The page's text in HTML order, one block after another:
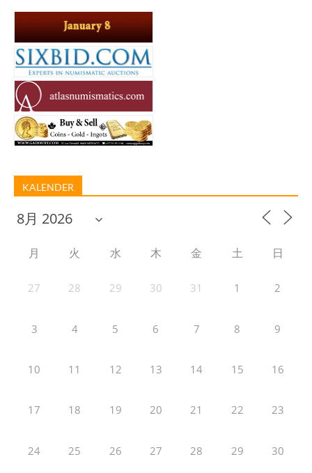
KALENDER
月 火 水 木 金 土 日
27 28 29 30 31 1 2
3 4 5 6 7 8 9
10 11 12 13 14 15 16
17 18 19 20 21 22 23
24 25 26 27 28 29 30